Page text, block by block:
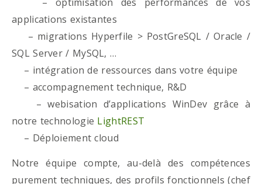
applications existantes
– migrations Hyperfile > PostGreSQL / Oracle /
SQL Server / MySQL, …
– intégration de ressources dans votre équipe
– accompagnement technique, R&D
– webisation d’applications WinDev grâce à
notre technologie LightREST
– Déploiement cloud
Notre équipe compte, au-delà des compétences
purement techniques, des profils fonctionnels (chef